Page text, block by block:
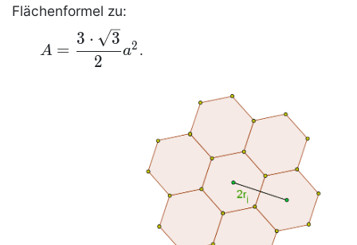
Flächenformel zu:
A
=\dfrac{3\cdot
A =
2
3 ⋅ 3
a2 .